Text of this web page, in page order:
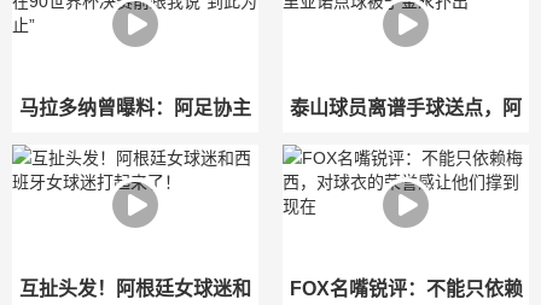
马拉多纳曾曝料：阿足协主
席在90世界杯决赛前跟我说
“到此为止”
泰山球员离谱手球送点，阿
德里亚诺点球被于金永扑出
互扯头发！阿根廷女球迷和 FOX名嘴锐评：不能只依赖